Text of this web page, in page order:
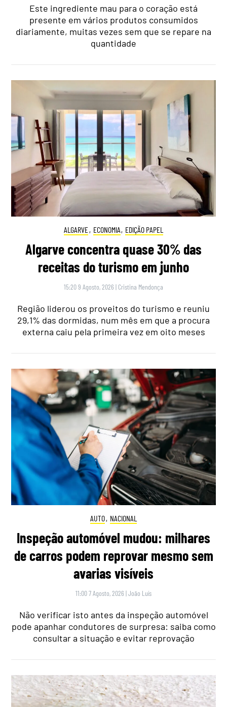
Este ingrediente mau para o coração está
presente em vários produtos consumidos
diariamente, muitas vezes sem que se repare na
quantidade
ALGARVE, ECONOMIA, EDIÇÃO PAPEL
Algarve concentra quase 30% das
receitas do turismo em junho
15:20 9 Agosto, 2026 | Cristina Mendonça
Região liderou os proveitos do turismo e reuniu
29,1% das dormidas, num mês em que a procura
externa caiu pela primeira vez em oito meses
AUTO, NACIONAL
Inspeção automóvel mudou: milhares
de carros podem reprovar mesmo sem
avarias visíveis
11:00 7 Agosto, 2026 |João Luís
Não verificar isto antes da inspeção automóvel
pode apanhar condutores de surpresa: saiba como
consultar a situação e evitar reprovação